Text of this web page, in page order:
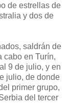
de estrellas de
y dos de
saldrán de
cabo en Turín,
9 de julio, y en
julio, de donde
primer grupo,
del tercer